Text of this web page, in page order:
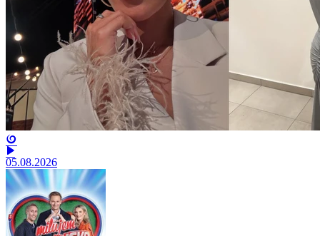
05.08.2026